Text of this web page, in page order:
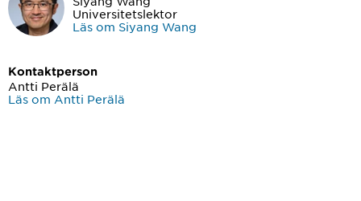
Universitetslektor
Läs om Siyang Wang
Kontaktperson
Antti Perälä
Läs om Antti Perälä